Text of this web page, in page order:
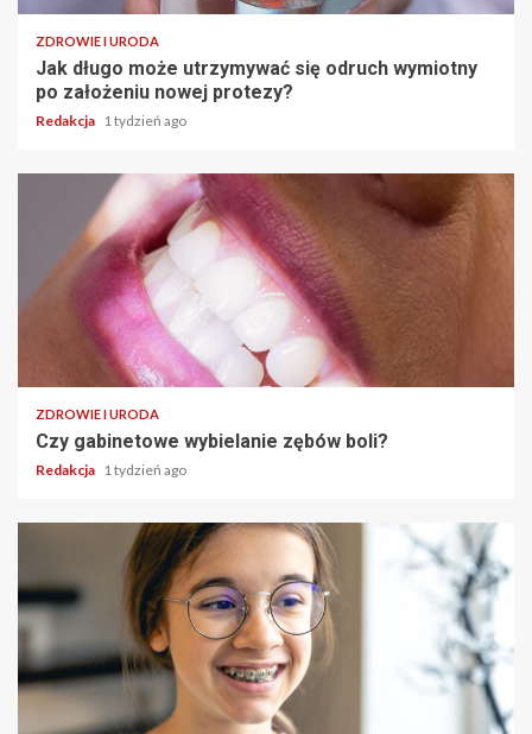
ZDROWIE I URODA
Jak długo może utrzymywać się odruch wymiotny
po założeniu nowej protezy?
Redakcja 1 tydzień ago
ZDROWIE I URODA
Czy gabinetowe wybielanie zębów boli?
Redakcja 1 tydzień ago